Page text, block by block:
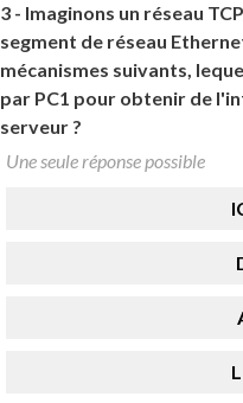
3 - Imaginons un réseau
segment de réseau
mécanismes suivants,
par PC1 pour obtenir de
serveur ?
Une seule réponse possible